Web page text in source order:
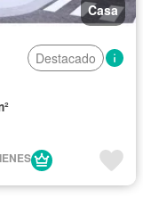
Casa
Destacado